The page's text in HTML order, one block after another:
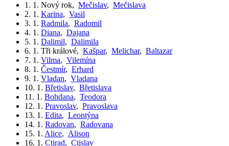
1. 1. Nový rok, Mečislav, Mečislava
2. 1. Karina, Vasil
3. 1. Radmila, Radomil
4. 1. Diana, Dajana
5. 1. Dalimil, Dalimila
6. 1. Tři králové, Kašpar, Melichar, Baltazar
7. 1. Vilma, Vilemína
8. 1. Čestmír, Erhard
9. 1. Vladan, Vladana
10. 1. Břetislav, Břetislava
11. 1. Bohdana, Teodora
12. 1. Pravoslav, Pravoslava
13. 1. Edita, Leontýna
14. 1. Radovan, Radovana
15. 1. Alice, Alison
16. 1. Ctirad, Ctislav